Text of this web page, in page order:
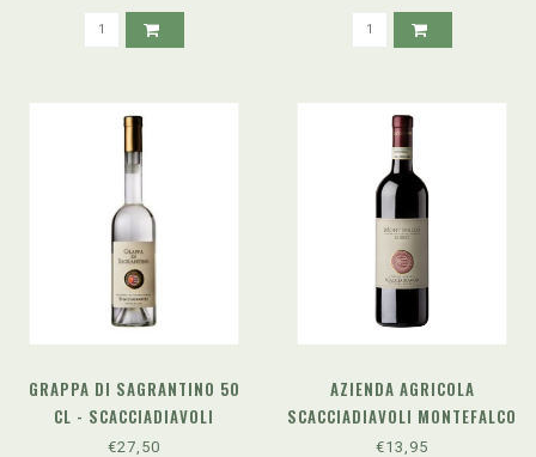
GRAPPA DI SAGRANTINO 50
CL - SCACCIADIAVOLI
€27,50
AZIENDA AGRICOLA
SCACCIADIAVOLI MONTEFALCO
ROSSO DOC (2023)
€13,95